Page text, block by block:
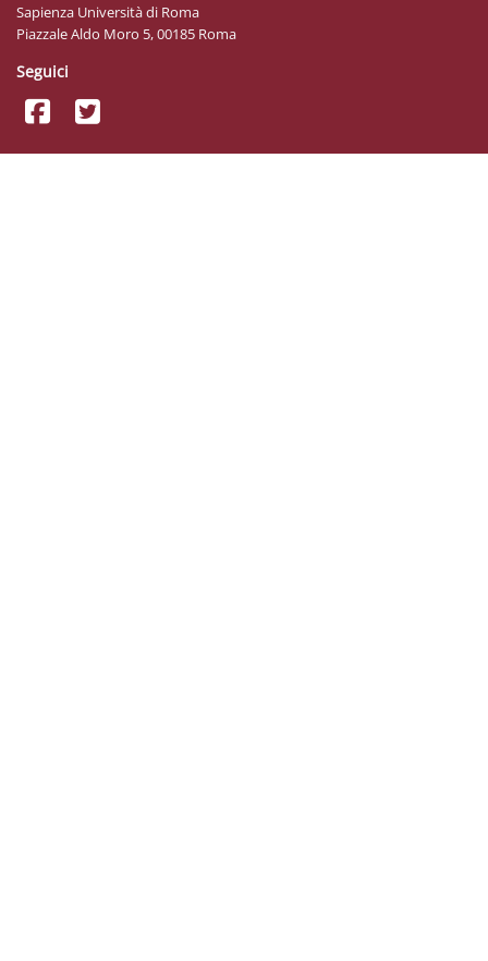
Sapienza Università di Roma
Piazzale Aldo Moro 5, 00185 Roma
Seguici